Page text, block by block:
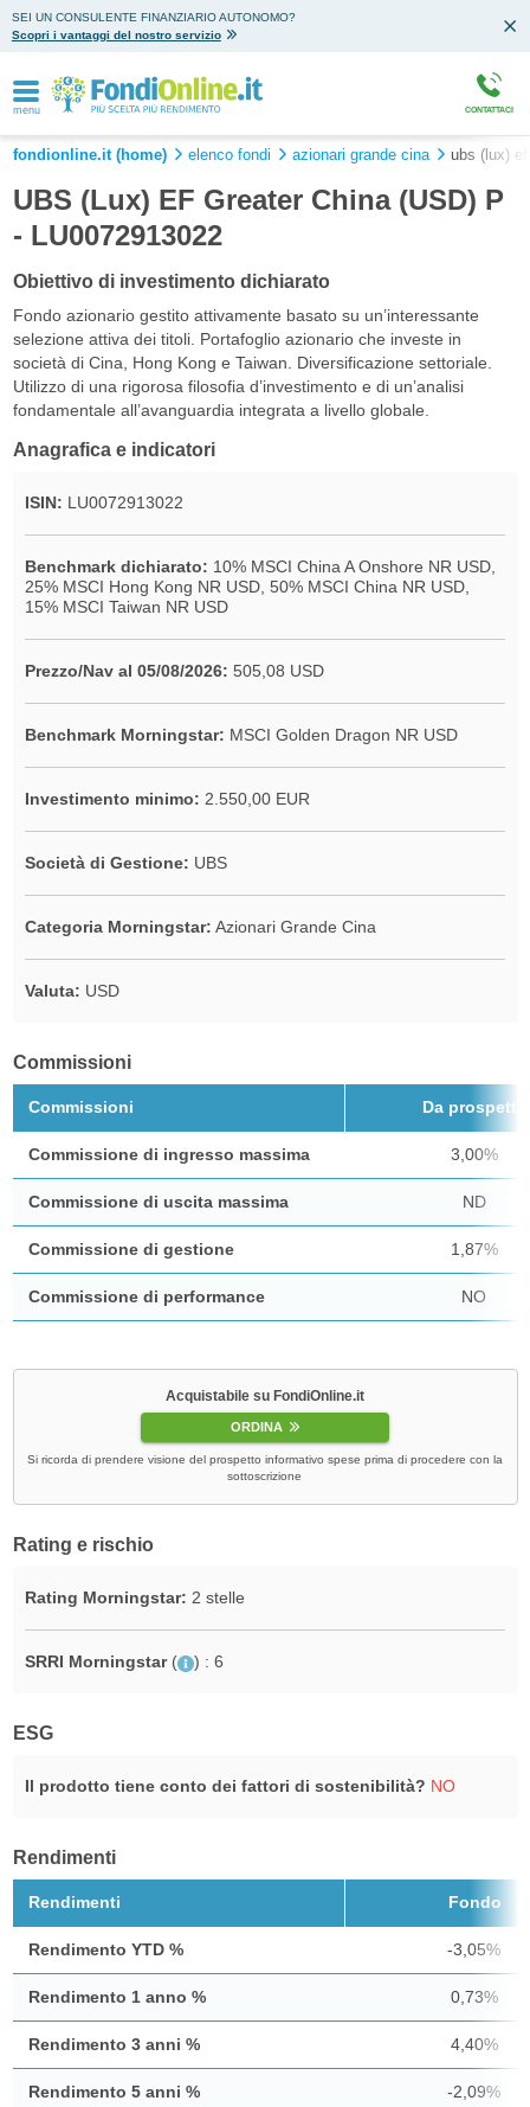
SEI UN CONSULENTE FINANZIARIO AUTONOMO?
Scopri i vantaggi del nostro servizio
menu CONTATTACI
fondionline.it (home) elenco fondi azionari grande cina ubs (lux)
UBS (Lux) EF Greater China (USD) P
- LU0072913022
Obiettivo di investimento dichiarato
Fondo azionario gestito attivamente basato su un’interessante
selezione attiva dei titoli. Portafoglio azionario che investe in
società di Cina, Hong Kong e Taiwan. Diversificazione settoriale.
Utilizzo di una rigorosa filosofia d’investimento e di un’analisi
fondamentale all’avanguardia integrata a livello globale.
Anagrafica e indicatori
ISIN: LU0072913022
Benchmark dichiarato: 10% MSCI China A Onshore NR USD,
25% MSCI Hong Kong NR USD, 50% MSCI China NR USD,
15% MSCI Taiwan NR USD
Prezzo/Nav al 05/08/2026: 505,08 USD
Benchmark Morningstar: MSCI Golden Dragon NR USD
Investimento minimo: 2.550,00 EUR
Società di Gestione: UBS
Categoria Morningstar: Azionari Grande Cina
Valuta: USD
Commissioni
Commissioni Da prospetto
Commissione di ingresso massima 3,00%
Commissione di uscita massima ND
Commissione di gestione 1,87%
Commissione di performance NO
Acquistabile su FondiOnline.it
ORDINA
Si ricorda di prendere visione del prospetto informativo spese prima di procedere con la
sottoscrizione
Rating e rischio
Rating Morningstar: 2 stelle
SRRI Morningstar ( ) : 6
ESG
Il prodotto tiene conto dei fattori di sostenibilità? NO
Rendimenti
Rendimenti Fondo
Rendimento YTD % -3,05%
Rendimento 1 anno % 0,73%
Rendimento 3 anni % 4,40%
Rendimento 5 anni % -2,09%